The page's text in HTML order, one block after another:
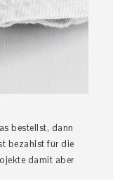
bestellst, dann
bezahlst für die
damit aber